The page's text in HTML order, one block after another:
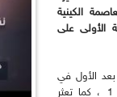
الكينية
الأولى على
بعد الأول في
الجولة الأولى أمام بوتسوانة بـ 3 أشواط مقابل 1 ، كما تعثر